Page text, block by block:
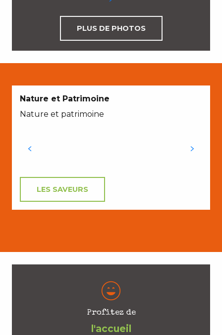
PLUS DE PHOTOS
Nature et Patrimoine
Nature et patrimoine
LES SAVEURS
Profitez de
l'accueil